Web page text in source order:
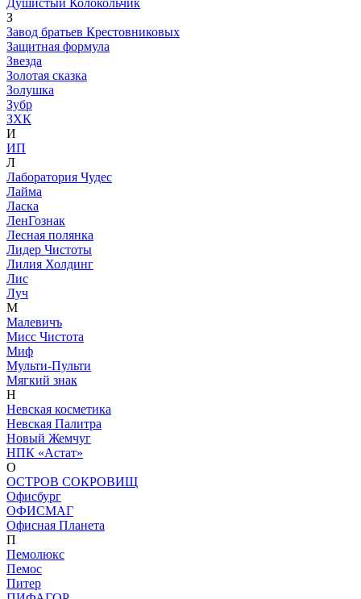
Душистый Колокольчик
З
Завод братьев Крестовниковых
Защитная формула
Звезда
Золотая сказка
Золушка
Зубр
ЗХК
И
ИП
Л
Лаборатория Чудес
Лайма
Ласка
ЛенГознак
Лесная полянка
Лидер Чистоты
Лилия Холдинг
Лис
Луч
М
Малевичъ
Мисс Чистота
Миф
Мульти-Пульти
Мягкий знак
Н
Невская косметика
Невская Палитра
Новый Жемчуг
НПК «Астат»
О
ОСТРОВ СОКРОВИЩ
Офисбург
ОФИСМАГ
Офисная Планета
П
Пемолюкс
Пемос
Питер